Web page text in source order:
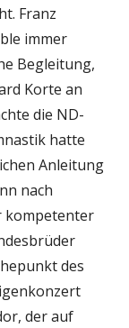
Franz
immer
Begleitung,
Korte an
die ND-
hatte
Anleitung
nach
kompetenter
des
der auf